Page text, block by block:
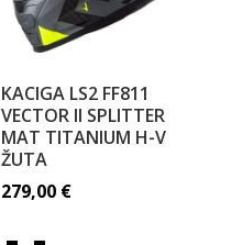
KACIGA LS2 FF811
VECTOR II SPLITTER
MAT TITANIUM H-V
ŽUTA
279,00 €